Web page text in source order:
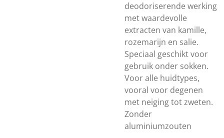
deodoriserende werking
met waardevolle
extracten van kamille,
rozemarijn en salie.
Speciaal geschikt voor
gebruik onder sokken.
Voor alle huidtypes,
vooral voor degenen
met neiging tot zweten.
Zonder
aluminiumzouten